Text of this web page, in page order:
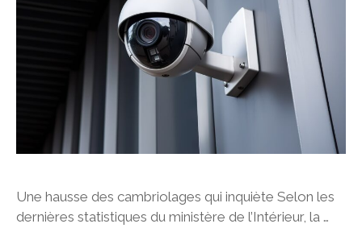
Une hausse des cambriolages qui inquiète Selon les
dernières statistiques du ministère de l’Intérieur, la …